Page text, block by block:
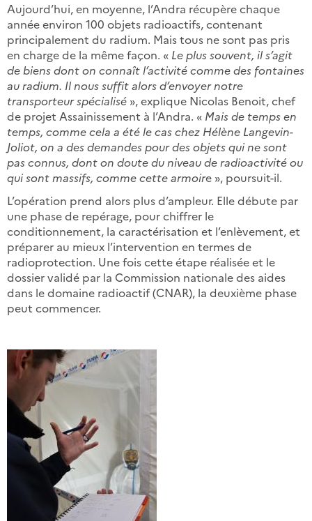
Aujourd’hui, en moyenne, l’Andra récupère chaque
année environ 100 objets radioactifs, contenant
principalement du radium. Mais tous ne sont pas pris
en charge de la même façon. « Le plus souvent, il s’agit
de biens dont on connaît l’activité comme des fontaines
au radium. Il nous suffit alors d’envoyer notre
transporteur spécialisé », explique Nicolas Benoit, chef
de projet Assainissement à l’Andra. « Mais de temps en
temps, comme cela a été le cas chez Hélène Langevin-
Joliot, on a des demandes pour des objets qui ne sont
pas connus, dont on doute du niveau de radioactivité ou
qui sont massifs, comme cette armoire », poursuit-il.
L’opération prend alors plus d’ampleur. Elle débute par
une phase de repérage, pour chiffrer le
conditionnement, la caractérisation et l’enlèvement, et
préparer au mieux l’intervention en termes de
radioprotection. Une fois cette étape réalisée et le
dossier validé par la Commission nationale des aides
dans le domaine radioactif (CNAR), la deuxième phase
peut commencer.